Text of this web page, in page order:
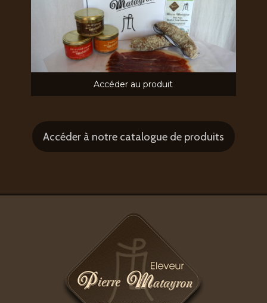
Accéder au produit
Accéder à notre catalogue de produits